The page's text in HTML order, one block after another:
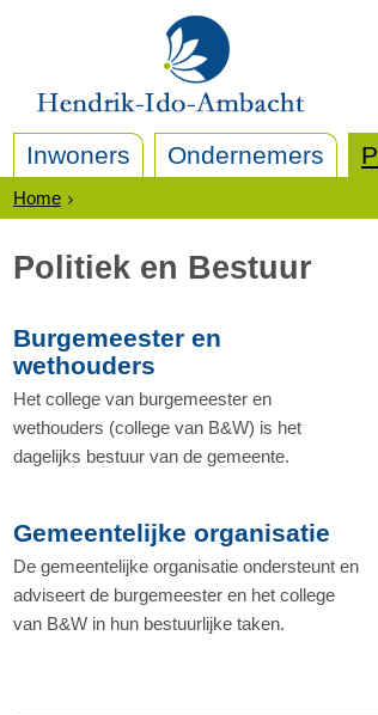
Inwoners Ondernemers
Home
Politiek en Bestuur
Burgemeester en
wethouders
Het college van burgemeester en
wethouders (college van B&W) is het
dagelijks bestuur van de gemeente.
Gemeentelijke organisatie
De gemeentelijke organisatie ondersteunt en
adviseert de burgemeester en het college
van B&W in hun bestuurlijke taken.